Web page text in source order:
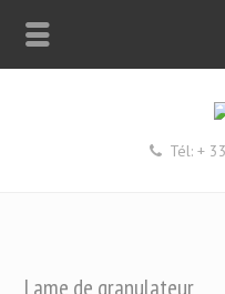
Tél: +
Lame de granulateur